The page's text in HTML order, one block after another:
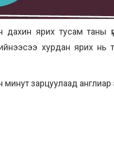
дахин ярих тусам таны
хурдан ярих нь
минут зарцуулаад